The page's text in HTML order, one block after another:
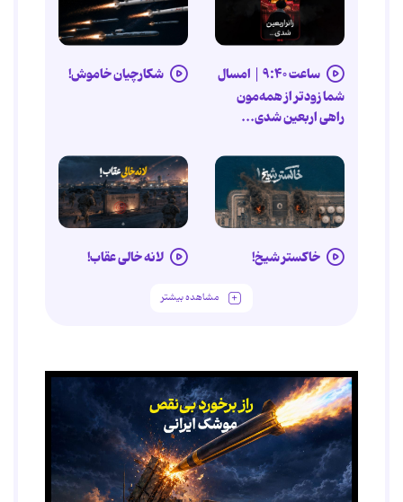
ساعت ۹:۴۰ |‌ امسال
شما زودتر از همه‌مون
راهی اربعین شدی...
شکارچیان خاموش!
خاکستر شیخ! لانه خالی عقاب!
مشاهده بیشتر